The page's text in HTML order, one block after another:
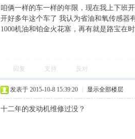
咱俩一样的车一样的年限，现在我上下班
开好多年这个车了 我认为省油和氧传感器
1000机油和铂金火花塞，再有就是路宝在
回复 支持 反对
发表于 2015-10-8 15:39:20 显示全部楼层
十二年的发动机维修过没？